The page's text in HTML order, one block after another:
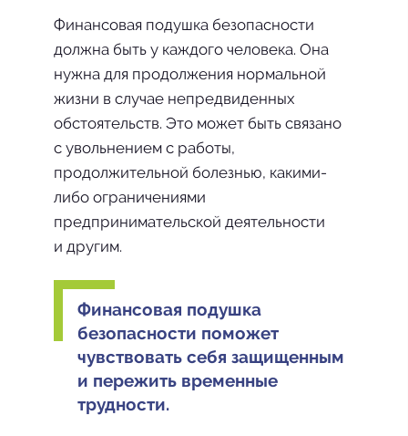
Финансовая подушка безопасности
должна быть у каждого человека. Она
нужна для продолжения нормальной
жизни в случае непредвиденных
обстоятельств. Это может быть связано
с увольнением с работы,
продолжительной болезнью, какими-
либо ограничениями
предпринимательской деятельности
и другим.
Финансовая подушка
безопасности поможет
чувствовать себя защищенным
и пережить временные
трудности.